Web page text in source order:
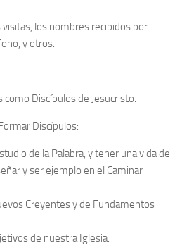
los nombres recibidos por
y otros.
Discípulos de Jesucristo.
Discípulos:
de la Palabra, y tener una vida de
y ser ejemplo en el Caminar
Creyentes y de Fundamentos
de nuestra Iglesia.